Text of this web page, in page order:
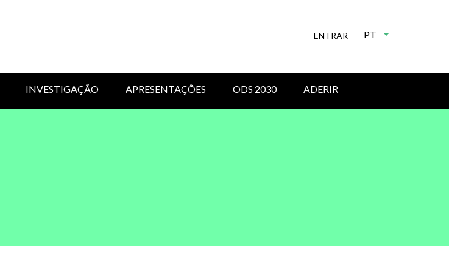
INVESTIGAÇÃO APRESENTAÇÕES ODS 2030 ADERIR
ENTRAR PT Lista de ações